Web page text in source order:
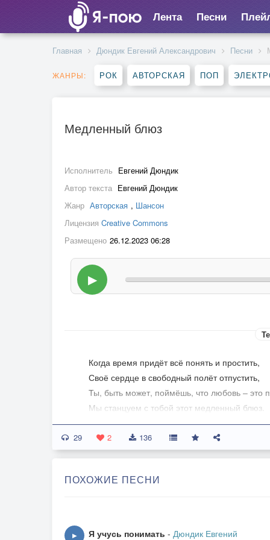
Лента Песни
Главная Дюндик Евгений Александрович Песни
ЖАНРЫ: РОК АВТОРСКАЯ ПОП
Медленный блюз
Исполнитель Евгений Дюндик
Автор текста Евгений Дюндик
Жанр Авторская , Шансон
Лицензия Creative Commons
Размещено 26.12.2023 06:28
▶
Когда время придёт всё понять и простить,
Своё сердце в свободный полёт отпустить,
Ты, быть может, поймёшь, что любовь – это
Мы станцуем с тобой этот медленный блюз.
По-другому совсем ты посмотришь в глаза,
Пробежит по щеке от волнения слеза.
А ты скажешь: «Как глупо всё было тогда,
Её имя – судьба, мы как щепки с тобой,
29 2 136
ПОХОЖИЕ ПЕСНИ
▶ Я учусь понимать - Дюндик Евгений